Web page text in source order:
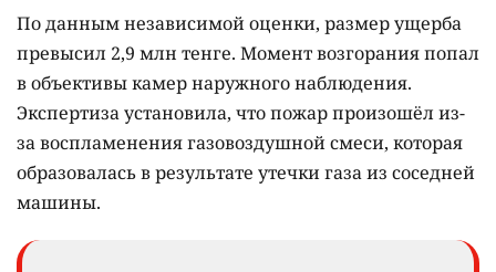
По данным независимой оценки, размер ущерба
превысил 2,9 млн тенге. Момент возгорания попал
в объективы камер наружного наблюдения.
Экспертиза установила, что пожар произошёл из-
за воспламенения газовоздушной смеси, которая
образовалась в результате утечки газа из соседней
машины.